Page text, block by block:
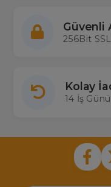
Güvenli
256Bit
Kolay
14 İş